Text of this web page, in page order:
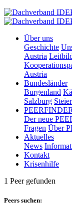
Über uns
Geschichte
Austria
Austria
Bundesländer
Burgenland
Salzburg
PEERFINDER
Der neue
Fragen Über
Aktuelles
News
Kontakt
Krisenhilfe
1 Peer gefunden
Peers suchen: